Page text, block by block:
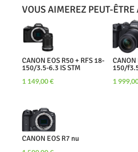
VOUS AIMEREZ PEUT-
CANON EOS R50 + RFS 18-
150/3.5-6.3 IS STM
1 149,00€
CANON
150/
1
CANON EOS R7 nu